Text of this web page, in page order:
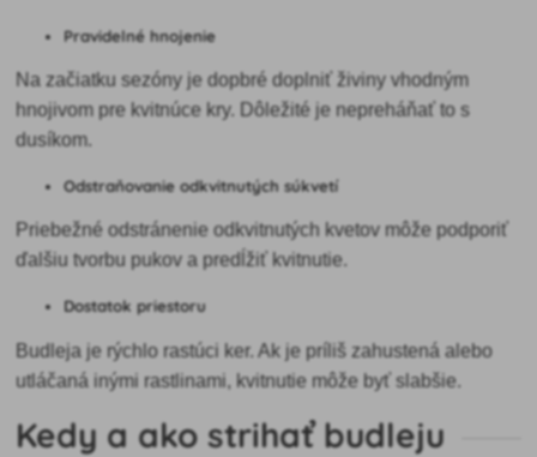
Pravidelné hnojenie
Na začiatku sezóny je dopbré doplniť živiny vhodným
hnojivom pre kvitnúce kry. Dôležité je nepreháňať to s
dusíkom.
Odstraňovanie odkvitnutých súkvetí
Priebežné odstránenie odkvitnutých kvetov môže podporiť
ďalšiu tvorbu pukov a predĺžiť kvitnutie.
Dostatok priestoru
Budleja je rýchlo rastúci ker. Ak je príliš zahustená alebo
utláčaná inými rastlinami, kvitnutie môže byť slabšie.
Kedy a ako strihať budleju